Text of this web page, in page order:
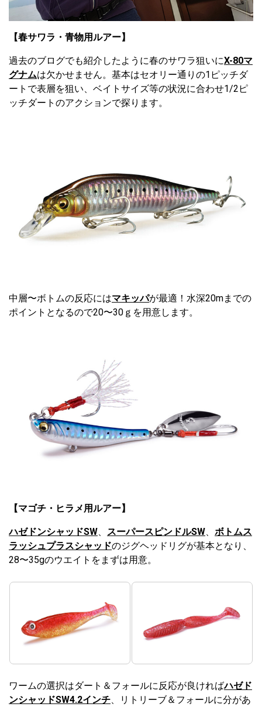
【春サワラ・青物用ルアー】
過去のブログでも紹介したように春のサワラ狙いにX-80マ
グナムは欠かせません。基本はセオリー通りの1ピッチダ
ートで表層を狙い、ベイトサイズ等の状況に合わせ1/2ピ
ッチダートのアクションで探ります。
中層〜ボトムの反応にはマキッパが最適！水深20mまでの
ポイントとなるので20〜30ｇを用意します。
【マゴチ・ヒラメ用ルアー】
ハゼドンシャッドSW、 スーパースピンドルSW、 ボトムス
ラッシュプラスシャッドのジグヘッドリグが基本となり、
28〜35gのウエイトをまずは用意。
ワームの選択はダート＆フォールに反応が良ければハゼド
ンシャッドSW4.2インチ 、リトリーブ＆フォールに分があ